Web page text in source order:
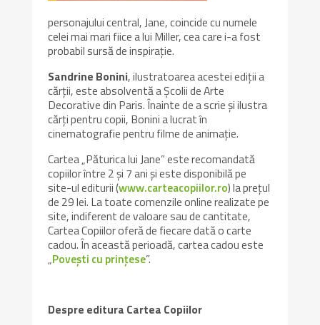
personajului central, Jane, coincide cu numele
celei mai mari fiice a lui Miller, cea care i-a fost
probabil sursă de inspiraţie.
Sandrine Bonini, ilustratoarea acestei ediţii a
cărţii, este absolventă a Şcolii de Arte
Decorative din Paris. Înainte de a scrie şi ilustra
cărţi pentru copii, Bonini a lucrat în
cinematografie pentru filme de animaţie.
Cartea „Păturica lui Jane” este recomandată
copiilor între 2 şi 7 ani și este disponibilă pe
site-ul editurii (www.carteacopiilor.ro) la prețul
de 29 lei. La toate comenzile online realizate pe
site, indiferent de valoare sau de cantitate,
Cartea Copiilor oferă de fiecare dată o carte
cadou. În această perioadă, cartea cadou este
„Poveşti cu prinţese”.
Despre editura Cartea Copiilor